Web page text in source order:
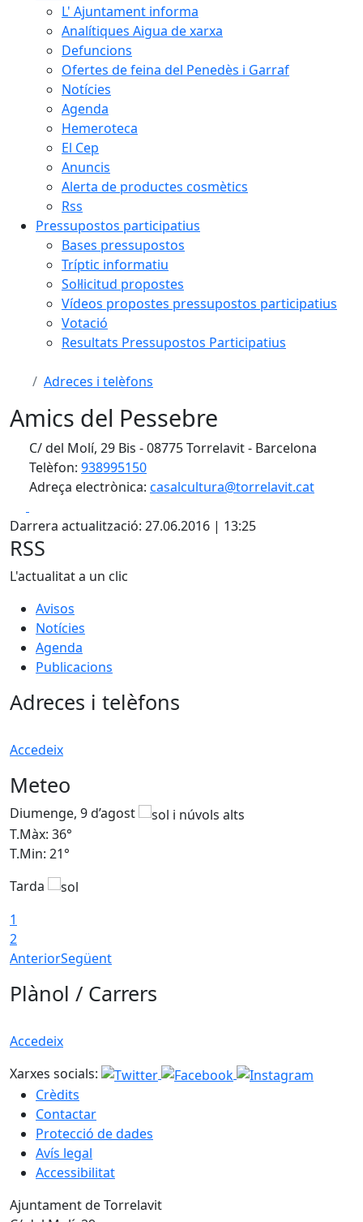
L' Ajuntament informa
Analítiques Aigua de xarxa
Defuncions
Ofertes de feina del Penedès i Garraf
Notícies
Agenda
Hemeroteca
El Cep
Anuncis
Alerta de productes cosmètics
Rss
Pressupostos participatius
Bases pressupostos
Tríptic informatiu
Sol·licitud propostes
Vídeos propostes pressupostos participatius
Votació
Resultats Pressupostos Participatius
Adreces i telèfons
Amics del Pessebre
C/ del Molí, 29 Bis - 08775 Torrelavit - Barcelona
Telèfon: 938995150
Adreça electrònica: casalcultura@torrelavit.cat
Darrera actualització: 27.06.2016 | 13:25
RSS
L'actualitat a un clic
Avisos
Notícies
Agenda
Publicacions
Adreces i telèfons
Accedeix
Meteo
Diumenge, 9 d’agost
T.Màx: 36°
T.Min: 21°
Tarda
1
2
AnteriorSegüent
Plànol / Carrers
Accedeix
Xarxes socials:
Crèdits
Contactar
Protecció de dades
Avís legal
Accessibilitat
Ajuntament de Torrelavit